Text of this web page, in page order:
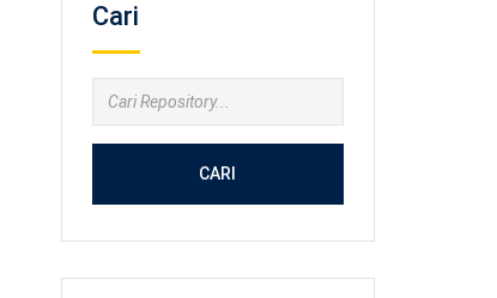
Cari
CARI